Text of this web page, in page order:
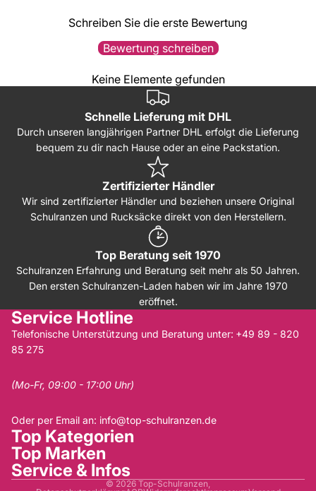
Schreiben Sie die erste Bewertung
Bewertung schreiben
Keine Elemente gefunden
Schnelle Lieferung mit DHL
Durch unseren langjährigen Partner DHL erfolgt die Lieferung
bequem zu dir nach Hause oder an eine Packstation.
Zertifizierter Händler
Wir sind zertifizierter Händler und beziehen unsere Original
Schulranzen und Rucksäcke direkt von den Herstellern.
Top Beratung seit 1970
Schulranzen Erfahrung und Beratung seit mehr als 50 Jahren.
Den ersten Schulranzen-Laden haben wir im Jahre 1970
eröffnet.
Service Hotline
Telefonische Unterstützung und Beratung unter: +49 89 - 820
85 275
(Mo-Fr, 09:00 - 17:00 Uhr)
Oder per Email an: info@top-schulranzen.de
Top Kategorien
Top Marken
Service & Infos
© 2026 Top-Schulranzen,